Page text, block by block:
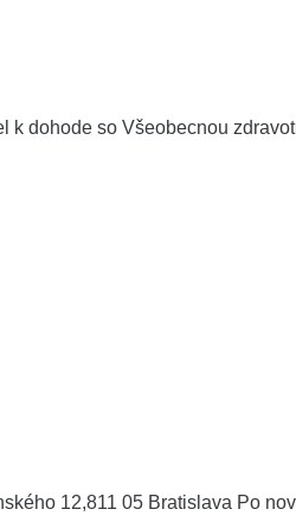
k dohode so Všeobecnou
12,811 05 Bratislava Po